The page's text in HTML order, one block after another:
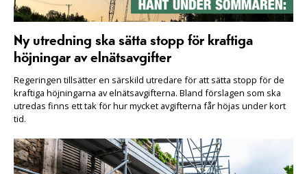
Ny utredning ska sätta stopp för kraftiga
höjningar av elnätsavgifter
Regeringen tillsätter en särskild utredare för att sätta stopp för de
kraftiga höjningarna av elnätsavgifterna. Bland förslagen som ska
utredas finns ett tak för hur mycket avgifterna får höjas under kort
tid.